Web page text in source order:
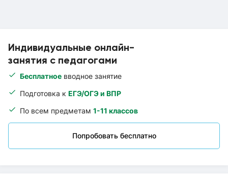
Индивидуальные онлайн-
занятия с педагогами
Бесплатное вводное занятие
Подготовка к ЕГЭ/ОГЭ и ВПР
По всем предметам 1-11 классов
Попробовать бесплатно